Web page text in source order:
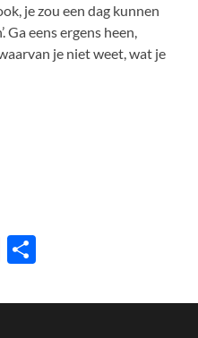
je zou een dag kunnen
Ga eens ergens heen,
je niet weet, wat je
Pinterest